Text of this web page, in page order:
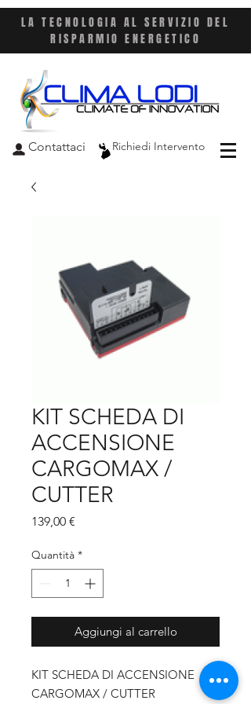
LA TECNOLOGIA AL SERVIZIO DEL
RISPARMIO ENERGETICO
Richiedi Intervento
Contattaci
KIT SCHEDA DI
ACCENSIONE
CARGOMAX /
CUTTER
139,00 €
Quantità *
Aggiungi al carrello
KIT SCHEDA DI ACCENSIONE
CARGOMAX / CUTTER